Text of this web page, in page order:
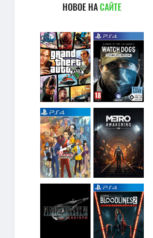
НОВОЕ НАСАЙТЕ